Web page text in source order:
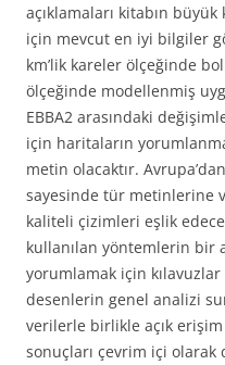
açıklamaları kitabın büyük
için mevcut en iyi bilgiler
km’lik kareler ölçeğinde
ölçeğinde modellenmiş
EBBA2 arasındaki
için haritaların
metin olacaktır.
sayesinde tür metinlerine
kaliteli çizimleri eşlik
kullanılan yöntemlerin bir
yorumlamak için kılavuzlar
desenlerin genel analizi
verilerle birlikle açık
sonuçları çevrim içi olarak